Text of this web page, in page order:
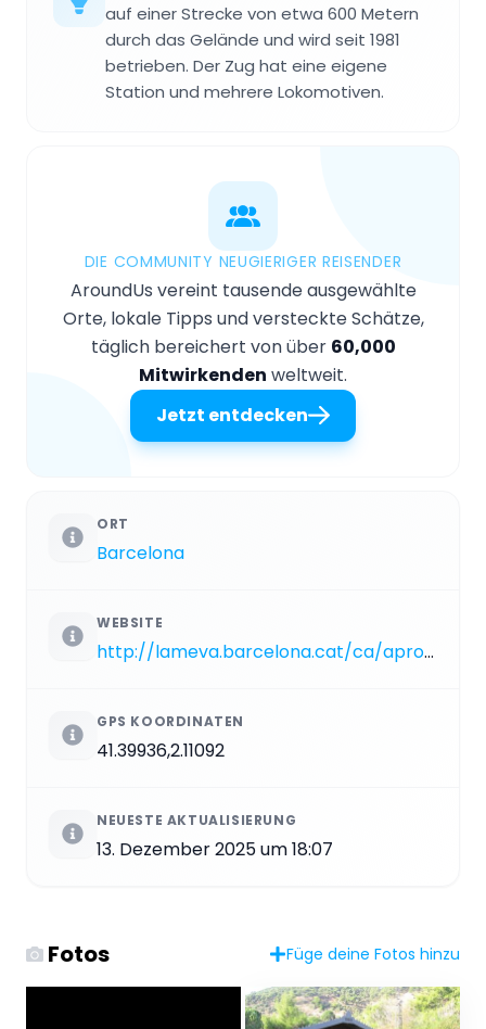
auf einer Strecke von etwa 600 Metern
durch das Gelände und wird seit 1981
betrieben. Der Zug hat eine eigene
Station und mehrere Lokomotiven.
DIE COMMUNITY NEUGIERIGER REISENDER
AroundUs vereint tausende ausgewählte
Orte, lokale Tipps und versteckte Schätze,
täglich bereichert von über 60,000
Mitwirkenden weltweit.
Jetzt entdecken
ORT
Barcelona
WEBSITE
http://lameva.barcelona.cat/ca/aprofita-la/parcs-i-jardins/parc-del-castell-de-loreneta_92086011933.html
GPS KOORDINATEN
41.39936,2.11092
NEUESTE AKTUALISIERUNG
13. Dezember 2025 um 18:07
Fotos Füge deine Fotos hinzu